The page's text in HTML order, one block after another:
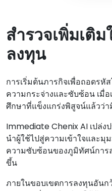
สํารวจเพิ่มเติ
ลงทุน
การเริ่มต้นภารกิจเพื่อถอดร
ความกระจ่างและซับซ้อน เมื่อ
ศึกษาที่แข็งแกร่งพิสูจน์แล้วว่
Immediate Chenix AI เปล่ง
นําผู้ใช้ไปสู่ความเข้าใจและมุ
ความซับซ้อนของภูมิทัศน์การ
ขึ้น
ภายในขอบเขตการลงทุนอันก